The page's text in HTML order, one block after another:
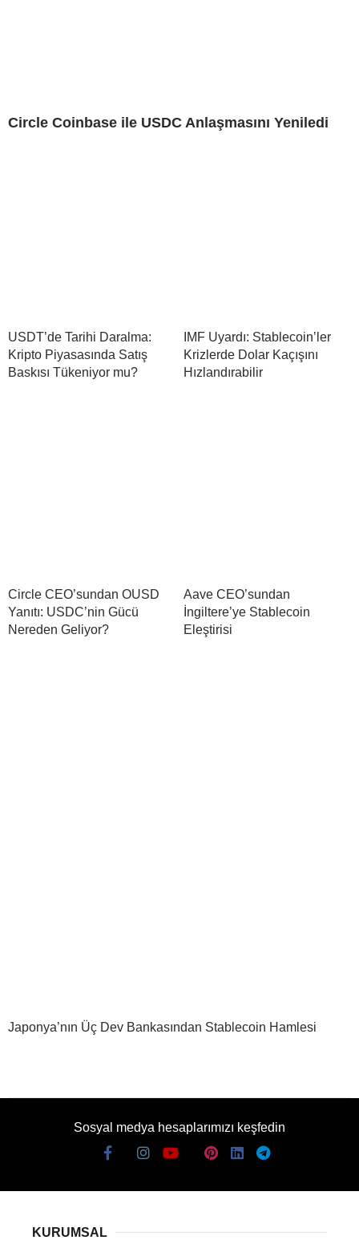
Circle Coinbase ile USDC Anlaşmasını Yeniledi
USDT’de Tarihi Daralma:
Kripto Piyasasında Satış
Baskısı Tükeniyor mu?
IMF Uyardı: Stablecoin’ler
Krizlerde Dolar Kaçışını
Hızlandırabilir
Circle CEO’sundan OUSD
Yanıtı: USDC’nin Gücü
Nereden Geliyor?
Aave CEO’sundan
İngiltere’ye Stablecoin
Eleştirisi
Japonya’nın Üç Dev Bankasından Stablecoin Hamlesi
Sosyal medya hesaplarımızı keşfedin
KURUMSAL